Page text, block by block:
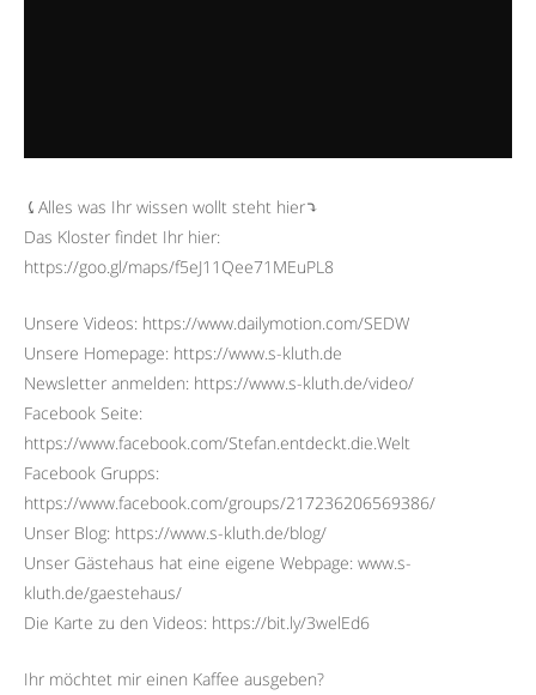
⤹Alles was Ihr wissen wollt steht hier⤵︎
Das Kloster findet Ihr hier:
https://goo.gl/maps/f5eJ11Qee71MEuPL8
Unsere Videos: https://www.dailymotion.com/SEDW
Unsere Homepage: https://www.s-kluth.de
Newsletter anmelden: https://www.s-kluth.de/video/
Facebook Seite:
https://www.facebook.com/Stefan.entdeckt.die.Welt
Facebook Grupps:
https://www.facebook.com/groups/217236206569386/
Unser Blog: https://www.s-kluth.de/blog/
Unser Gästehaus hat eine eigene Webpage: www.s-
kluth.de/gaestehaus/
Die Karte zu den Videos: https://bit.ly/3welEd6
Ihr möchtet mir einen Kaffee ausgeben?